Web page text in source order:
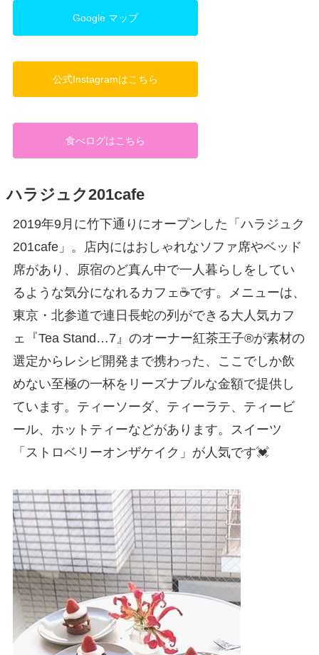
Google マップ
公式Instagramはこちら
食べログはこちら
ハラジュク201cafe
2019年9月に竹下通りにオープンした「ハラジュク
201cafe」。店内にはおしゃれなソファ席やベッド
席があり、原宿のど真ん中で一人暮らしをしてい
るような気分になれるカフェ☕️です。メニューは、
東京・北参道で連日長蛇の列ができる大人気カフ
ェ『Tea Stand…7』のオーナー紅茶王子®が素材の
選定からレシピ開発まで携わった、ここでしか飲
めない至極の一杯をリーズナブルな金額で提供し
ています。ティーソーダ、ティーラテ、ティービ
ール、ホットティーなどがあります。スイーツ
「ストロベリーオンザケイク」が人気です💓